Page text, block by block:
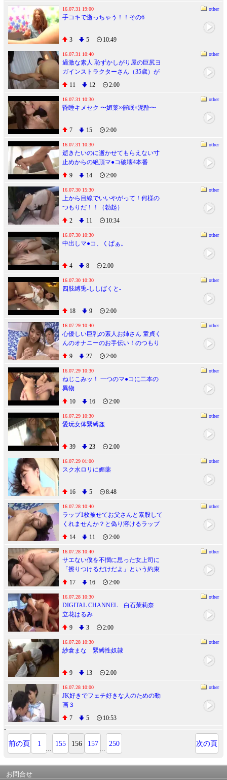
16.07.31 19:00 other
手コキで逝っちゃう！！その6
3 5 10:49
16.07.31 10:40 other
過激な素人 恥ずかしがり屋の巨尻ヨ
ガインストラクターさん（35歳）が
後ろから撮るならAV出演！精子まみ
れの中出しチ○ポをバックで激しく突
かれイ、イグぅ･･･。
11 12 2:00
16.07.31 10:30 other
昏睡キメセク 〜媚薬×催眠×泥酔〜
7 15 2:00
16.07.31 10:30 other
逝きたいのに逝かせてもらえない寸
止めからの絶頂マ●コ破壊4本番
9
14 2:00
16.07.30 15:30 other
上から目線でいいやがって！何様の
つもりだ！！（勃起）
2
11 10:34
16.07.30 10:30 other
中出しマ●コ、くぱぁ。
4 8 2:00
16.07.30 10:30 other
四肢縛兎-ししばくと-
18 9 2:00
16.07.29 10:40 other
心優しい巨乳の素人お姉さん 童貞く
んのオナニーのお手伝い！のつもり
がセックス講習ってことで赤面素
股！恥ずかしいのに気持ちよくて濡
れちゃってヌルっと入って筆おろ
し！in渋谷
9 27 2:00
16.07.29 10:30 other
ねじこみッ！ 一つのマ●コに二本の
異物
10
16 2:00
16.07.29 10:30 other
愛玩女体緊縛姦
39 23 2:00
16.07.29 01:00 other
スク水ロリに媚薬
16 5 8:48
16.07.28 10:40 other
ラップ1枚被せてお父さんと素股して
くれませんか？と偽り溶けるラップ
を仕込んで娘と生ハメ、中出しさせ
ちゃいました！ 5
14 11 2:00
16.07.28 10:40 other
サエない僕を不憫に思った女上司に
「擦りつけるだけだよ」という約束
で素股してもらっていたら互いに気
持ち良すぎてマ○コはグッショリ！で
ヌルっと生挿入！「え！？入って
る？」でもどうにも止まらなくて中
出し！ 2
17 16 2:00
16.07.28 10:30 other
DIGITAL CHANNEL 白石茉莉奈
立花はるみ
9
3 2:00
16.07.28 10:30 other
紗倉まな 緊縛性奴隷
9 13 2:00
16.07.28 10:00 other
JK好きでフェチ好きな人のための動
画３
7
5 10:53
前の頁 1
...
155 156 157
...
250 次の頁
お問合せ